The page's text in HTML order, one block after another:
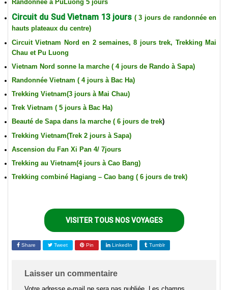
Randonnée à PuLuong 5 jours
Circuit du Sud Vietnam 13 jours ( 3 jours de randonnée en
hauts plateaux du centre)
Circuit Vietnam Nord en 2 semaines, 8 jours trek, Trekking Mai
Chau et Pu Luong
Vietnam Nord sonne la marche ( 4 jours de Rando à Sapa)
Randonnée Vietnam ( 4 jours à Bac Ha)
Trekking Vietnam(3 jours à Mai Chau)
Trek Vietnam ( 5 jours à Bac Ha)
Beauté de Sapa dans la marche ( 6 jours de trek)
Trekking Vietnam(Trek 2 jours à Sapa)
Ascension du Fan Xi Pan 4/ 7jours
Trekking au Vietnam(4 jours à Cao Bang)
Trekking combiné Hagiang – Cao bang ( 6 jours de trek)
VISITER TOUS NOS VOYAGES
Share Tweet Pin LinkedIn Tumblr
Laisser un commentaire